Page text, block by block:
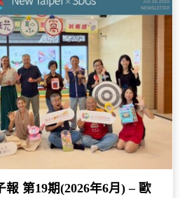
報 第19期(2026年6月) – 歐